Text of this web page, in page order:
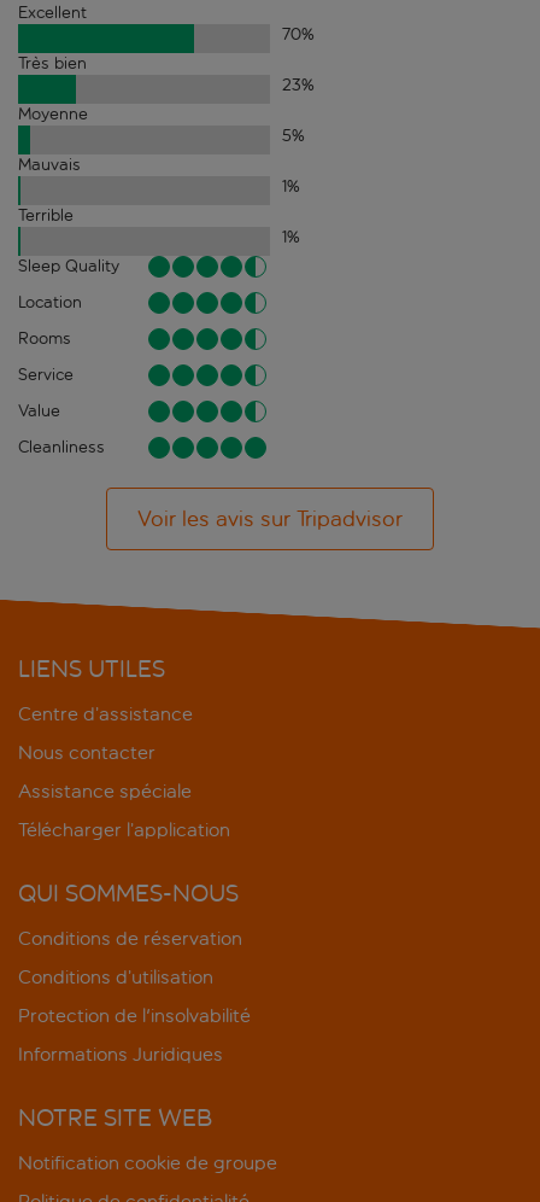
Excellent
70%
Très bien
23%
Moyenne
5%
Mauvais
1%
Terrible
1%
Sleep Quality
Location
Rooms
Service
Value
Cleanliness
Voir les avis sur Tripadvisor
LIENS UTILES
Centre d’assistance
Nous contacter
Assistance spéciale
Télécharger l’application
QUI SOMMES-NOUS
Conditions de réservation
Conditions d’utilisation
Protection de l'insolvabilité
Informations Juridiques
NOTRE SITE WEB
Notification cookie de groupe